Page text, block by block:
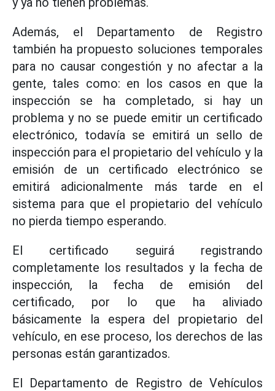
Además, el Departamento de Registro
también ha propuesto soluciones temporales
para no causar congestión y no afectar a la
gente, tales como: en los casos en que la
inspección se ha completado, si hay un
problema y no se puede emitir un certificado
electrónico, todavía se emitirá un sello de
inspección para el propietario del vehículo y la
emisión de un certificado electrónico se
emitirá adicionalmente más tarde en el
sistema para que el propietario del vehículo
no pierda tiempo esperando.
El certificado seguirá registrando
completamente los resultados y la fecha de
inspección, la fecha de emisión del
certificado, por lo que ha aliviado
básicamente la espera del propietario del
vehículo, en ese proceso, los derechos de las
personas están garantizados.
El Departamento de Registro de Vehículos